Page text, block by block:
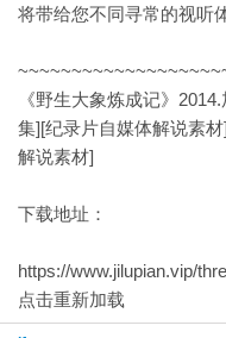
将带给您不同寻常的视听
《野生大象炼成记》
集][纪录片自媒体解说素
解说素材]
下载地址：
https://www.jilupian.vip/
点击重新加载